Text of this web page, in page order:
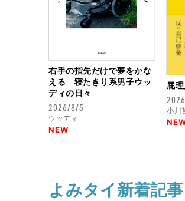
右手の指先だけで夢をかな
える 寝たきり系男子ウッ
ディの日々
2026/8/5
ウッディ
NEW
屁
小川
よみタイ新着記事